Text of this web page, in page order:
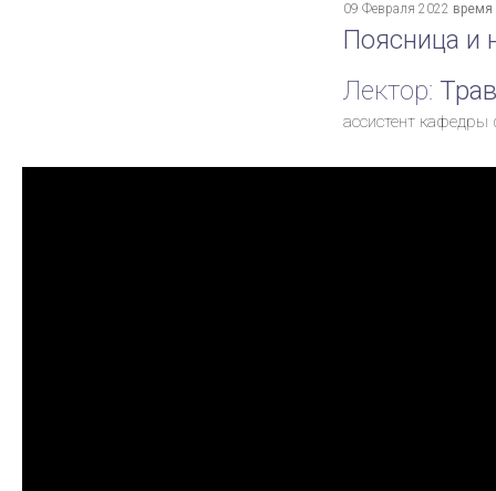
09 Февраля 2022 время
Поясница и
Лектор:
ассистент